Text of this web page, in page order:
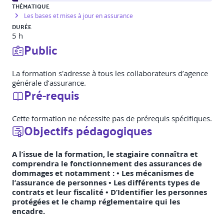
THÉMATIQUE
Les bases et mises à jour en assurance
DURÉE
5 h
Public
La formation s'adresse à tous les collaborateurs d’agence
générale d’assurance.
Pré-requis
Cette formation ne nécessite pas de prérequis spécifiques.
Objectifs pédagogiques
A l’issue de la formation, le stagiaire connaîtra et
comprendra le fonctionnement des assurances de
dommages et notamment : • Les mécanismes de
l’assurance de personnes • Les différents types de
contrats et leur fiscalité • D’Identifier les personnes
protégées et le champ réglementaire qui les
encadre.